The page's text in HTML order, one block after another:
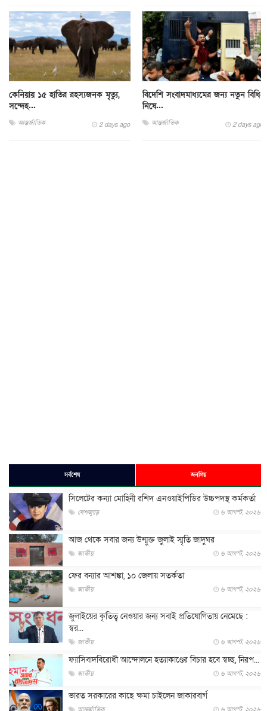
কেনিয়ায় ১৫ হাতির রহস্যজনক মৃত্যু,
সন্দেহ...
আন্তর্জাতিক 2 days ago
বিদেশি সংবাদমাধ্যমের জন্য নতুন বিধি-
নিষে...
আন্তর্জাতিক 2 days ago
সর্বশেষ জনপ্রিয়
সিলেটের কন্যা মোহিনী রশিদ এনওয়াইপিডির উচ্চপদস্থ কর্মকর্তা
দেশজুড়ে ৬ আগস্ট, ২০২৬
আজ থেকে সবার জন্য উন্মুক্ত জুলাই স্মৃতি জাদুঘর
জাতীয় ৬ আগস্ট, ২০২৬
ফের বন্যার আশঙ্কা, ১০ জেলায় সতর্কতা
জাতীয় ৬ আগস্ট, ২০২৬
জুলাইয়ের কৃতিত্ব নেওয়ার জন্য সবাই প্রতিযোগিতায় নেমেছে :
স্বর...
জাতীয় ৬ আগস্ট, ২০২৬
ফ্যাসিবাদবিরোধী আন্দোলনে হত্যাকাণ্ডের বিচার হবে স্বচ্ছ, নিরপ...
জাতীয় ৬ আগস্ট, ২০২৬
ভারত সরকারের কাছে ক্ষমা চাইলেন জাকারবার্গ